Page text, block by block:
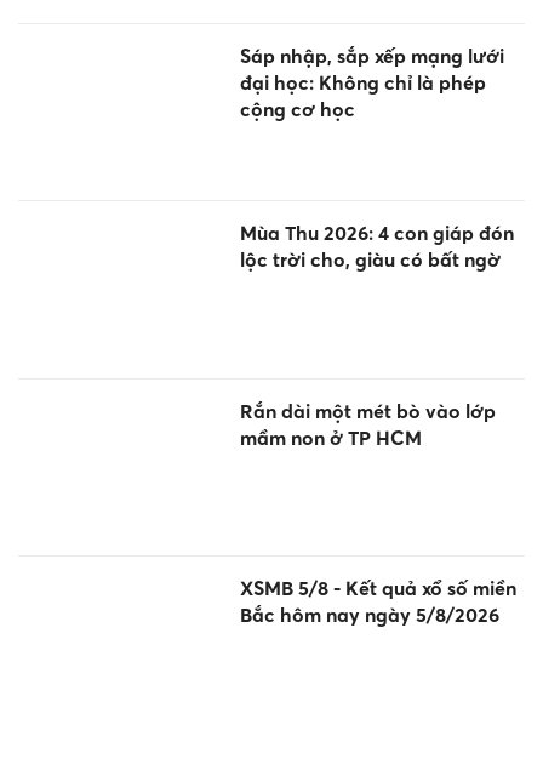
Sáp nhập, sắp xếp mạng lưới
đại học: Không chỉ là phép
cộng cơ học
Mùa Thu 2026: 4 con giáp đón
lộc trời cho, giàu có bất ngờ
Rắn dài một mét bò vào lớp
mầm non ở TP HCM
XSMB 5/8 - Kết quả xổ số miền
Bắc hôm nay ngày 5/8/2026